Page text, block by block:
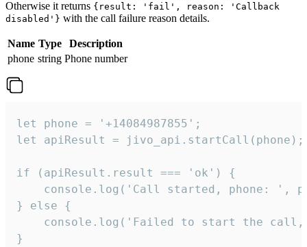
Otherwise it returns {result: 'fail', reason: 'Callback
disabled'} with the call failure reason details.
Name Type
Description
phone string Phone number
let phone = '+14084987855';
let apiResult = jivo_api.startCall(phone);
if (apiResult.result === 'ok') {
console.log('Call started, phone: ',
} else {
console.log('Failed to start the
}